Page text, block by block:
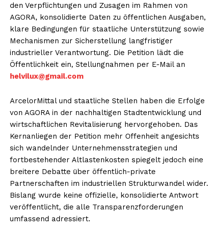
den Verpflichtungen und Zusagen im Rahmen von
AGORA, konsolidierte Daten zu öffentlichen Ausgaben,
klare Bedingungen für staatliche Unterstützung sowie
Mechanismen zur Sicherstellung langfristiger
industrieller Verantwortung. Die Petition lädt die
Öffentlichkeit ein, Stellungnahmen per E-Mail an
helvilux@gmail.com
ArcelorMittal und staatliche Stellen haben die Erfolge
von AGORA in der nachhaltigen Stadtentwicklung und
wirtschaftlichen Revitalisierung hervorgehoben. Das
Kernanliegen der Petition mehr Offenheit angesichts
sich wandelnder Unternehmensstrategien und
fortbestehender Altlastenkosten spiegelt jedoch eine
breitere Debatte über öffentlich-private
Partnerschaften im industriellen Strukturwandel wider.
Bislang wurde keine offizielle, konsolidierte Antwort
veröffentlicht, die alle Transparenzforderungen
umfassend adressiert.